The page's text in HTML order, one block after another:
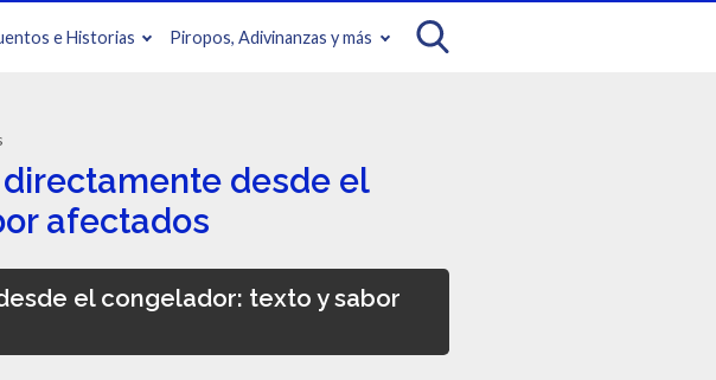
e Historias Piropos, Adivinanzas y más
desde el
afectados
el congelador: texto y sabor